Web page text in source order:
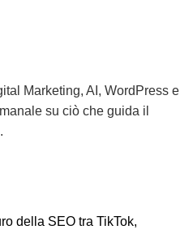
Marketing, AI, WordPress e
su ciò che guida il
della SEO tra TikTok,